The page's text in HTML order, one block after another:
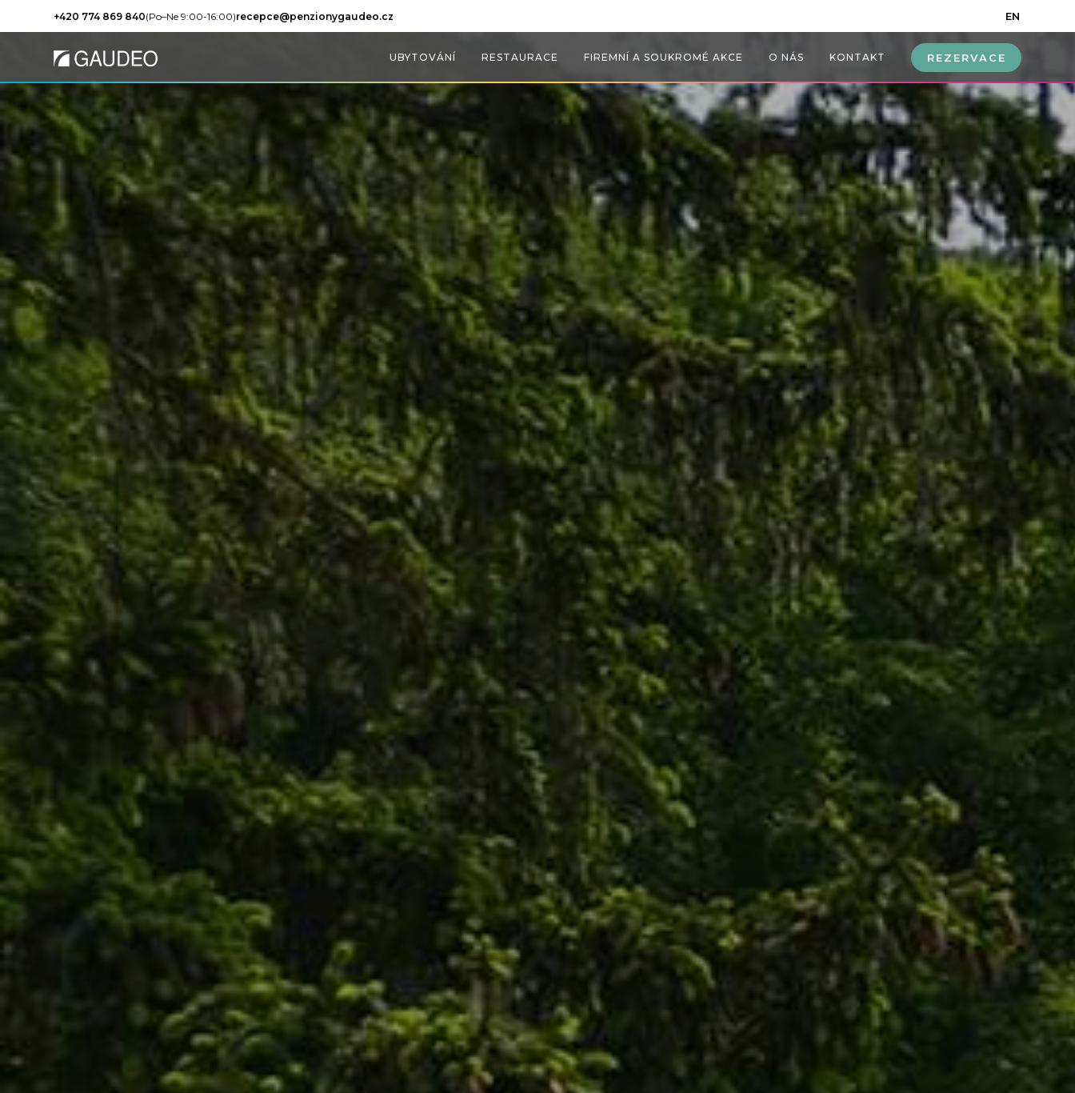
+420 774 869 840(Po–Ne 9:00-16:00)recepce@penzionygaudeo.cz EN
UBYTOVÁNÍ RESTAURACE FIREMNÍ A SOUKROMÉ AKCE O NÁS KONTAKT REZERVACE